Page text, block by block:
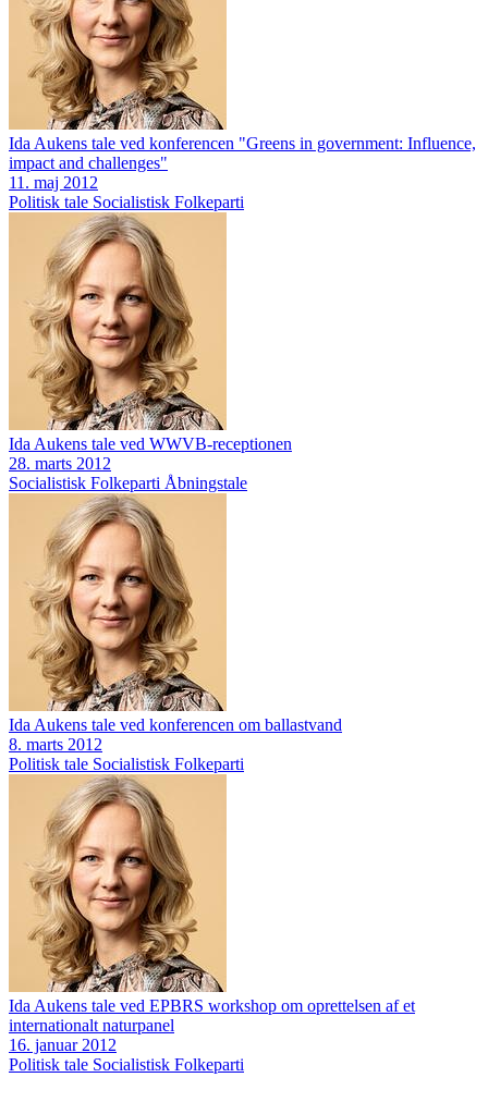
Ida Aukens tale ved konferencen "Greens in government: Influence,
impact and challenges"
11. maj 2012
Politisk tale Socialistisk Folkeparti
Ida Aukens tale ved WWVB-receptionen
28. marts 2012
Socialistisk Folkeparti Åbningstale
Ida Aukens tale ved konferencen om ballastvand
8. marts 2012
Politisk tale Socialistisk Folkeparti
Ida Aukens tale ved EPBRS workshop om oprettelsen af et
internationalt naturpanel
16. januar 2012
Politisk tale Socialistisk Folkeparti